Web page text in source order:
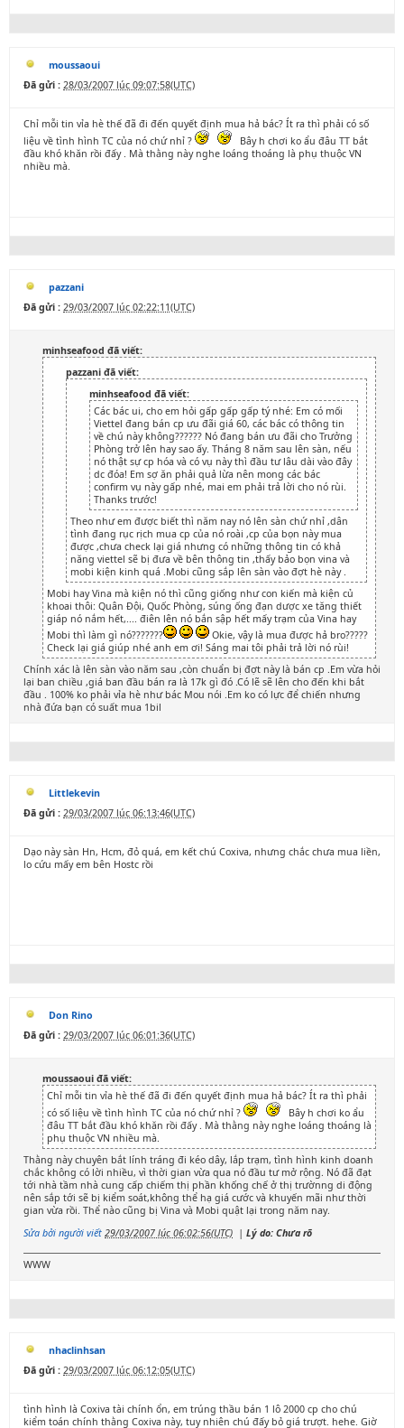
moussaoui
Đã gửi : 28/03/2007 lúc 09:07:58(UTC)
Chỉ mỗi tin vỉa hè thế đã đi đến quyết định mua hả bác? Ít ra thì phải có số
liệu về tình hình TC của nó chứ nhỉ ?
Bây h chơi ko ẩu đâu TT bắt
đầu khó khăn rồi đấy . Mà thằng này nghe loáng thoáng là phụ thuộc VN
nhiều mà.
pazzani
Đã gửi : 29/03/2007 lúc 02:22:11(UTC)
minhseafood đã viết:
pazzani đã viết:
minhseafood đã viết:
Các bác ui, cho em hỏi gấp gấp gấp tý nhé: Em có mối
Viettel đang bán cp ưu đãi giá 60, các bác có thông tin
về chú này không?????? Nó đang bán ưu đãi cho Trưởng
Phòng trở lên hay sao ấy. Tháng 8 năm sau lên sàn, nếu
nó thật sự cp hóa và có vụ này thì đầu tư lâu dài vào đây
dc đóa! Em sợ ăn phải quả lừa nên mong các bác
confirm vụ này gấp nhé, mai em phải trả lời cho nó rùi.
Thanks trước!
Theo như em được biết thì năm nay nó lên sàn chứ nhỉ ,dân
tình đang rục rịch mua cp của nó roài ,cp của bọn này mua
được ,chưa check lại giá nhưng có những thông tin có khả
năng viettel sẽ bị đưa về bên thông tin ,thấy bảo bọn vina và
mobi kiện kinh quá .Mobi cũng sắp lên sàn vào đợt hè này .
Mobi hay Vina mà kiện nó thì cũng giống như con kiến mà kiện củ
khoai thôi: Quân Đội, Quốc Phòng, súng ống đạn dược xe tăng thiết
giáp nó nắm hết,.... điên lên nó bắn sập hết mấy trạm của Vina hay
Mobi thì làm gì nó???????
Okie, vậy là mua được hả bro?????
Check lại giá giúp nhé anh em ơi! Sáng mai tôi phải trả lời nó rùi!
Chính xác là lên sàn vào năm sau ,còn chuẩn bị đợt này là bán cp .Em vừa hỏi
lại ban chiều ,giá ban đầu bán ra là 17k gì đó .Có lẽ sẽ lên cho đến khi bắt
đầu . 100% ko phải vỉa hè như bác Mou nói .Em ko có lực để chiến nhưng
nhà đứa bạn có suất mua 1bil
Littlekevin
Đã gửi : 29/03/2007 lúc 06:13:46(UTC)
Dạo này sàn Hn, Hcm, đỏ quá, em kết chú Coxiva, nhưng chắc chưa mua liền,
lo cứu mấy em bên Hostc rồi
Don Rino
Đã gửi : 29/03/2007 lúc 06:01:36(UTC)
moussaoui đã viết:
Chỉ mỗi tin vỉa hè thế đã đi đến quyết định mua hả bác? Ít ra thì phải
có số liệu về tình hình TC của nó chứ nhỉ ?
Bây h chơi ko ẩu
đâu TT bắt đầu khó khăn rồi đấy . Mà thằng này nghe loáng thoáng là
phụ thuộc VN nhiều mà.
Thằng này chuyên bắt lính tráng đi kéo dây, lắp trạm, tình hình kinh doanh
chắc không có lời nhiều, vì thời gian vừa qua nó đầu tư mở rộng. Nó đã đạt
tới nhà tầm nhà cung cấp chiếm thị phần khống chế ở thị trườnng di động
nên sắp tới sẽ bị kiểm soát,không thể hạ giá cước và khuyến mãi như thời
gian vừa rồi. Thể nào cũng bị Vina và Mobi quật lại trong năm nay.
Sửa bởi người viết 29/03/2007 lúc 06:02:56(UTC) | Lý do: Chưa rõ
WWW
nhaclinhsan
Đã gửi : 29/03/2007 lúc 06:12:05(UTC)
tình hình là Coxiva tài chính ổn, em trúng thầu bán 1 lô 2000 cp cho chú
kiểm toán chính thằng Coxiva này, tuy nhiên chú đấy bỏ giá trượt. hehe. Giờ